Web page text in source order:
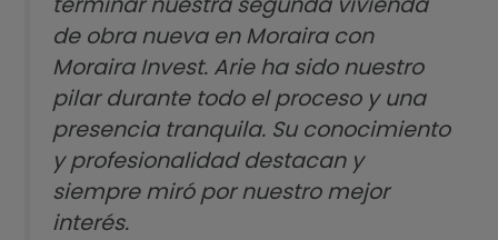
de obra nueva en Moraira con
Moraira Invest. Arie ha sido nuestro
pilar durante todo el proceso y una
presencia tranquila. Su conocimiento
y profesionalidad destacan y
siempre miró por nuestro mejor
interés.